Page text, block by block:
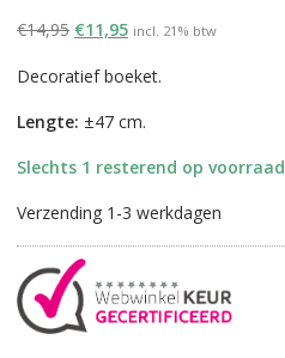
€14,95 Oorspronkelijke
was:
€11,95Huidige
is:
incl. 21% btw
Decoratief boeket.
Lengte: ±47 cm.
Slechts 1 resterend op voorraad
Verzending 1-3 werkdagen